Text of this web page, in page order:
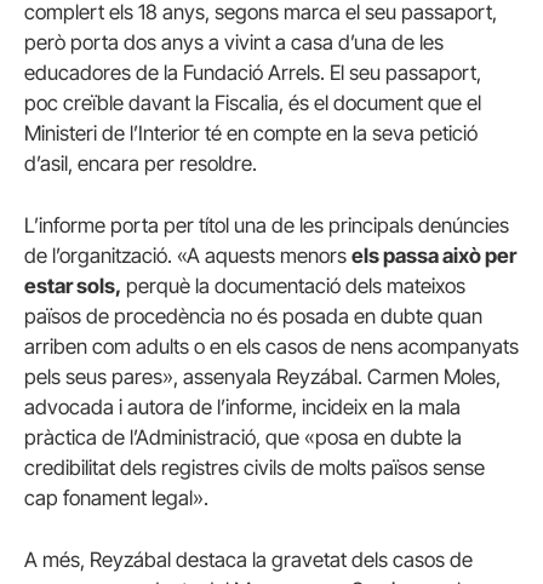
complert els 18 anys, segons marca el seu passaport,
però porta dos anys a vivint a casa d’una de les
educadores de la Fundació Arrels. El seu passaport,
poc creïble davant la Fiscalia, és el document que el
Ministeri de l’Interior té en compte en la seva petició
d’asil, encara per resoldre.
L’informe porta per títol una de les principals denúncies
de l’organització. «A aquests menors els passa això per
estar sols, perquè la documentació dels mateixos
països de procedència no és posada en dubte quan
arriben com adults o en els casos de nens acompanyats
pels seus pares», assenyala Reyzábal. Carmen Moles,
advocada i autora de l’informe, incideix en la mala
pràctica de l’Administració, que «posa en dubte la
credibilitat dels registres civils de molts països sense
cap fonament legal».
A més, Reyzábal destaca la gravetat dels casos de